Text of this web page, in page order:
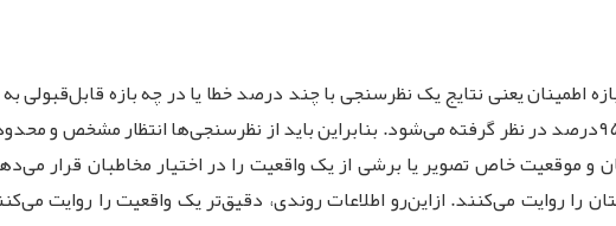
اطمینان یعنی نتایج یک نظرسنجی با چند درصد خطا یا در چه بازه قابل‌قبولی
دارد. معمولا سقف یا حاشیه خطا ۵درصد و سطح اطمینان حداقل ۹۵درصد در نظر گرفته می‌شود. بنابراین باید از
خاص تصویر یا برشی از یک واقعیت را در اختیار مخاطبان قرار
روایت می‌کنند. ازاین‌رو اطلاعات روندی، دقیق‌تر یک واقعیت را روایت